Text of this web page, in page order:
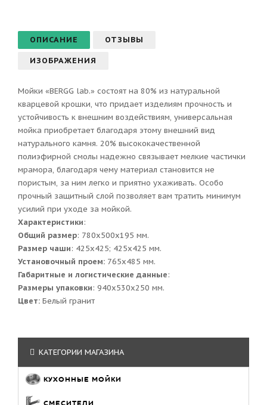
ОПИСАНИЕ ОТЗЫВЫ
ИЗОБРАЖЕНИЯ
Мойки «BERGG lab.» состоят на 80% из натуральной
кварцевой крошки, что придает изделиям прочность и
устойчивость к внешним воздействиям, универсальная
мойка приобретает благодаря этому внешний вид
натурального камня. 20% высококачественной
полиэфирной смолы надежно связывает мелкие частички
мрамора, благодаря чему материал становится не
пористым, за ним легко и приятно ухаживать. Особо
прочный защитный слой позволяет вам тратить минимум
усилий при уходе за мойкой.
Характеристики:
Общий размер: 780x500x195 мм.
Размер чаши: 425x425; 425x425 мм.
Установочный проем: 765x485 мм.
Габаритные и логистические данные:
Размеры упаковки: 940x530x250 мм.
Цвет: Белый гранит
КАТЕГОРИИ МАГАЗИНА
КУХОННЫЕ МОЙКИ